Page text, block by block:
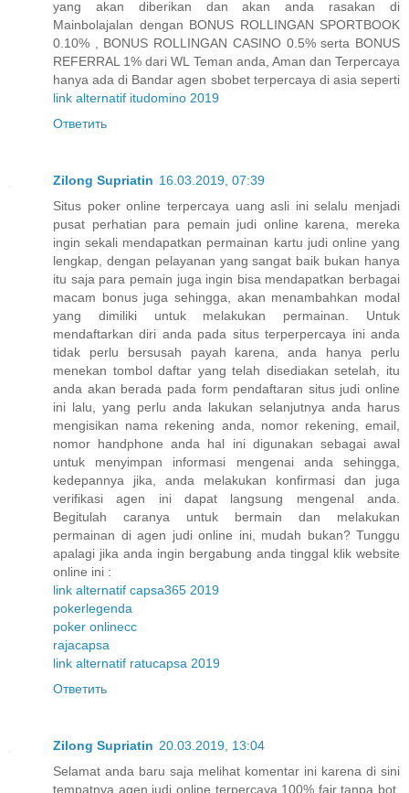
yang akan diberikan dan akan anda rasakan di
Mainbolajalan dengan BONUS ROLLINGAN SPORTBOOK
0.10% , BONUS ROLLINGAN CASINO 0.5% serta BONUS
REFERRAL 1% dari WL Teman anda, Aman dan Terpercaya
hanya ada di Bandar agen sbobet terpercaya di asia seperti
link alternatif itudomino 2019
Ответить
Zilong Supriatin 16.03.2019, 07:39
Situs poker online terpercaya uang asli ini selalu menjadi
pusat perhatian para pemain judi online karena, mereka
ingin sekali mendapatkan permainan kartu judi online yang
lengkap, dengan pelayanan yang sangat baik bukan hanya
itu saja para pemain juga ingin bisa mendapatkan berbagai
macam bonus juga sehingga, akan menambahkan modal
yang dimiliki untuk melakukan permainan. Untuk
mendaftarkan diri anda pada situs terperpercaya ini anda
tidak perlu bersusah payah karena, anda hanya perlu
menekan tombol daftar yang telah disediakan setelah, itu
anda akan berada pada form pendaftaran situs judi online
ini lalu, yang perlu anda lakukan selanjutnya anda harus
mengisikan nama rekening anda, nomor rekening, email,
nomor handphone anda hal ini digunakan sebagai awal
untuk menyimpan informasi mengenai anda sehingga,
kedepannya jika, anda melakukan konfirmasi dan juga
verifikasi agen ini dapat langsung mengenal anda.
Begitulah caranya untuk bermain dan melakukan
permainan di agen judi online ini, mudah bukan? Tunggu
apalagi jika anda ingin bergabung anda tinggal klik website
online ini :
link alternatif capsa365 2019
pokerlegenda
poker onlinecc
rajacapsa
link alternatif ratucapsa 2019
Ответить
Zilong Supriatin 20.03.2019, 13:04
Selamat anda baru saja melihat komentar ini karena di sini
tempatnya agen judi online terpercaya 100% fair tanpa bot,